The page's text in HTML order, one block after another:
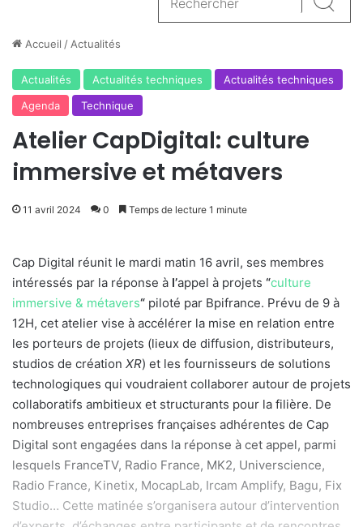
Accueil / Actualités
Actualités Actualités techniques
Actualités techniques
Agenda
Technique
Atelier CapDigital: culture
immersive et métavers
11 avril 2024 0 Temps de lecture 1 minute
Cap Digital réunit le mardi matin 16 avril, ses membres
intéressés par la réponse à l’appel à projets “culture
immersive & métavers“ piloté par Bpifrance. Prévu de 9 à
12H, cet atelier vise à accélérer la mise en relation entre
les porteurs de projets (lieux de diffusion, distributeurs,
studios de création XR) et les fournisseurs de solutions
technologiques qui voudraient collaborer autour de projets
collaboratifs ambitieux et structurants pour la filière. De
nombreuses entreprises françaises adhérentes de Cap
Digital sont engagées dans la réponse à cet appel, parmi
lesquels FranceTV, Radio France, MK2, Universcience,
Radio France, Kinetix, MocapLab, Ircam Amplify, Bagu, Fix
Studio… Cette matinée s’organisera autour d’intervention